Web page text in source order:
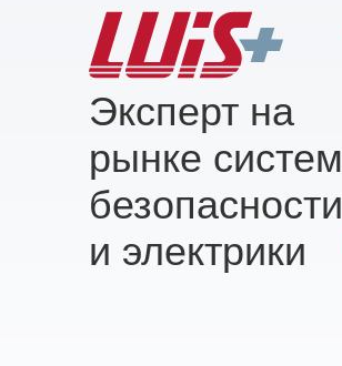
Эксперт на
рынке систем
безопасности
и электрики